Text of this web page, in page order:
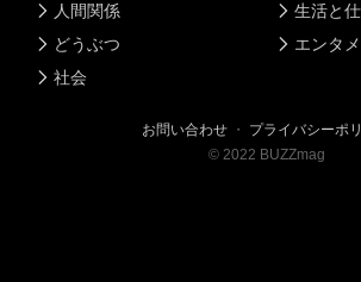
人間関係
どうぶつ
社会
生活と
エンタメ
お問い合わせ ・ プライバシーポ
© 2022 BUZZmag